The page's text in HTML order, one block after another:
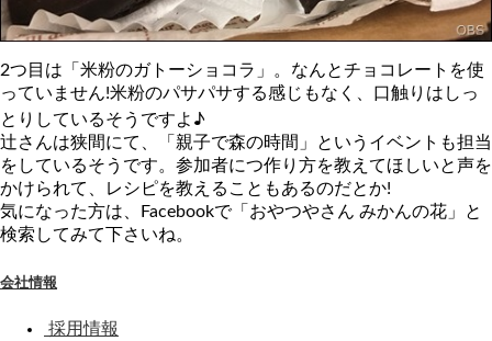
2つ目は「米粉のガトーショコラ」。なんとチョコレートを使
っていません!米粉のパサパサする感じもなく、口触りはしっ
とりしているそうですよ♪
辻さんは狭間にて、「親子で森の時間」というイベントも担当
をしているそうです。参加者につ作り方を教えてほしいと声を
かけられて、レシピを教えることもあるのだとか!
気になった方は、Facebookで「おやつやさん みかんの花」と
検索してみて下さいね。
会社情報
採用情報